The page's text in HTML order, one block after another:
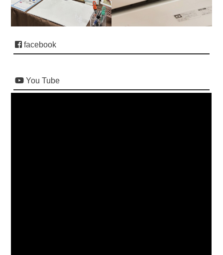
facebook
You Tube